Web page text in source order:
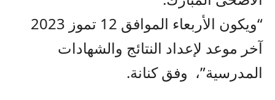
“ويكون الأربعاء الموافق 12 تموز 2023
آخر موعد لإعداد النتائج والشهادات
المدرسية”، وفق كنانة.